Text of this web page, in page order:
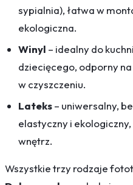
sypialnia), łatwa w
ekologiczna.
Winyl – idealny do
dziecięcego, odporny
w czyszczeniu.
Lateks– uniwersalny,
elastyczny i
wnętrz.
Wszystkie trzy rodzaje